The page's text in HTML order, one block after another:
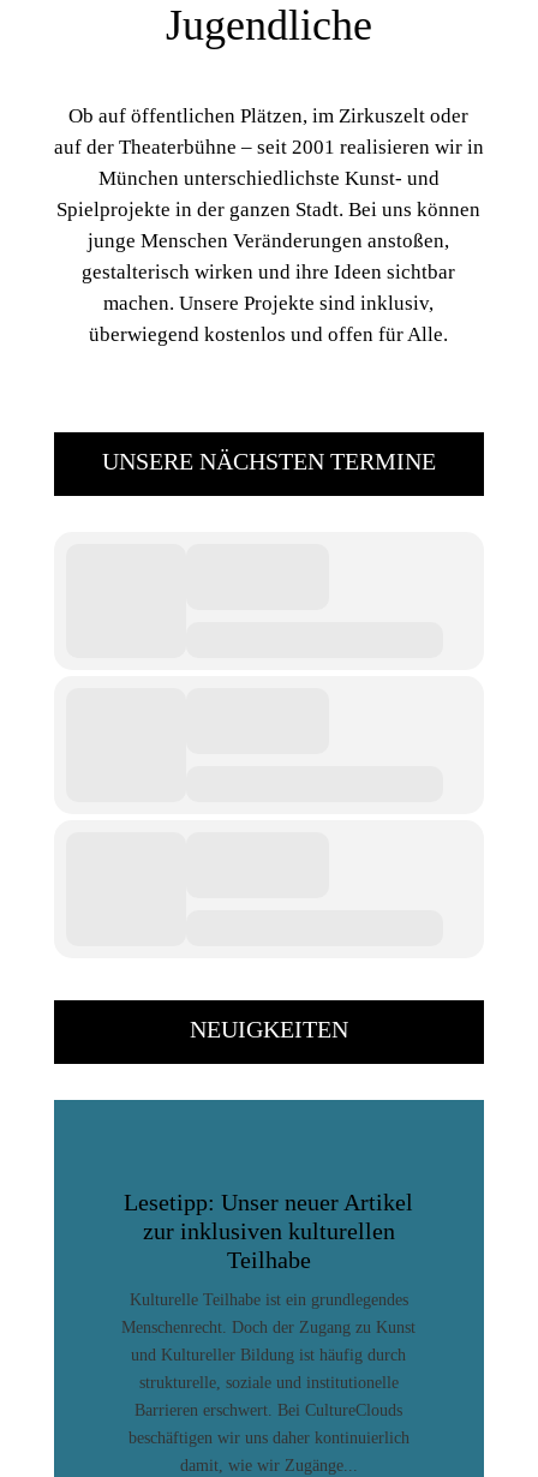
Jugendliche
Ob auf öffentlichen Plätzen, im Zirkuszelt oder
auf der Theaterbühne – seit 2001 realisieren wir in
München unterschiedlichste Kunst- und
Spielprojekte in der ganzen Stadt. Bei uns können
junge Menschen Veränderungen anstoßen,
gestalterisch wirken und ihre Ideen sichtbar
machen. Unsere Projekte sind inklusiv,
überwiegend kostenlos und offen für Alle.
UNSERE NÄCHSTEN TERMINE
NEUIGKEITEN
Lesetipp: Unser neuer Artikel
zur inklusiven kulturellen
Teilhabe
Kulturelle Teilhabe ist ein grundlegendes
Menschenrecht. Doch der Zugang zu Kunst
und Kultureller Bildung ist häufig durch
strukturelle, soziale und institutionelle
Barrieren erschwert. Bei CultureClouds
beschäftigen wir uns daher kontinuierlich
damit, wie wir Zugänge...